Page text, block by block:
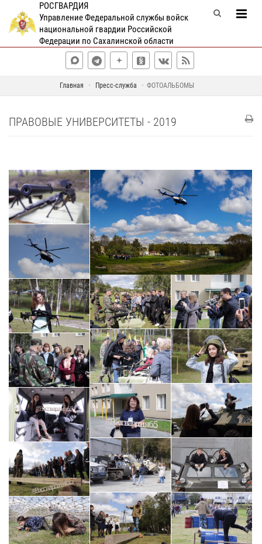
РОСГВАРДИЯ
Управление Федеральной службы войск
национальной гвардии Российской
Федерации по Сахалинской области
Главная Пресс-служба ФОТОАЛЬБОМЫ
ПРАВОВЫЕ УНИВЕРСИТЕТЫ - 2019